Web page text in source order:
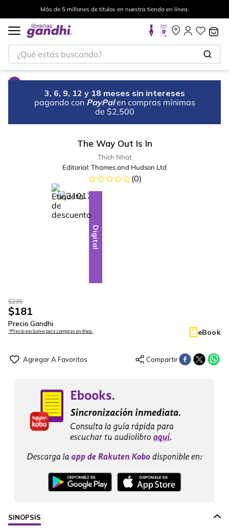
Más de 5 millones de títulos en nuestra tienda en línea.
¿Qué estás buscando?
3, 6, 9, 12 y 18 meses sin intereses
pagando con PayPal en compras mínimas
de $2,500
The Way Out Is In
Thich Nhat
Editorial:Thames and Hudson Ltd
(0)
-23%
Digital
$235
$181
Precio Gandhi
*Precio exclusivo para compras en línea. eBook
SINOPSIS